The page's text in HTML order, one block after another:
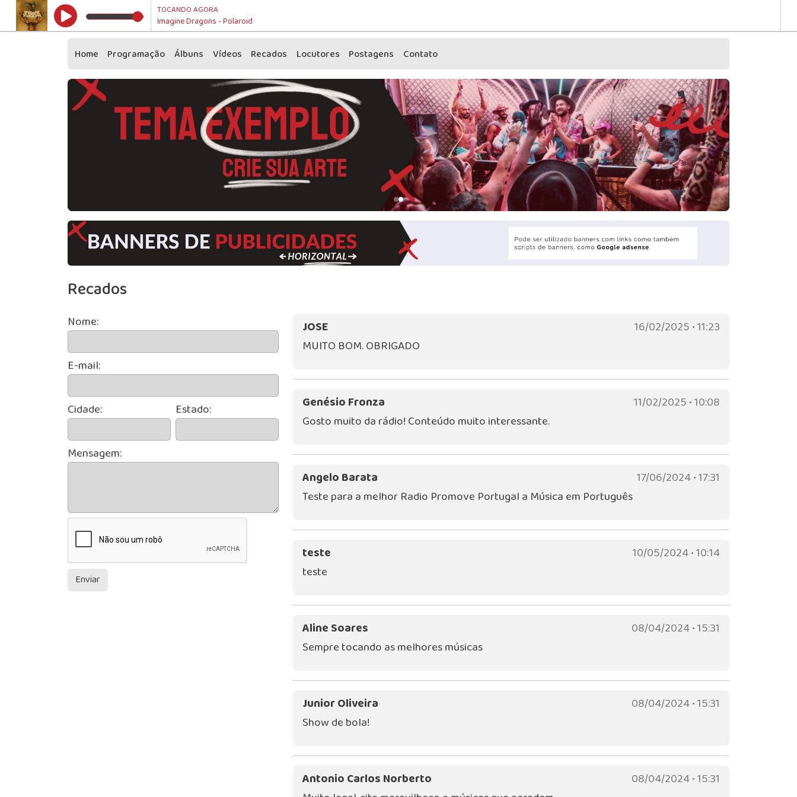
TOCANDO AGORA
Imagine Dragons - Polaroid
Home Programação Álbuns Vídeos Recados Locutores Postagens Contato
Recados
Nome:
E-mail:
Cidade: Estado:
Mensagem:
Enviar
JOSE
16/02/2025 • 11:23
MUITO BOM. OBRIGADO
Genésio Fronza
11/02/2025 • 10:08
Gosto muito da rádio! Conteúdo muito interessante.
Angelo Barata
17/06/2024 • 17:31
Teste para a melhor Radio Promove Portugal a Música em Português
teste
10/05/2024 • 10:14
teste
Aline Soares
08/04/2024 • 15:31
Sempre tocando as melhores músicas
Junior Oliveira
08/04/2024 • 15:31
Show de bola!
Antonio Carlos Norberto
08/04/2024 • 15:31